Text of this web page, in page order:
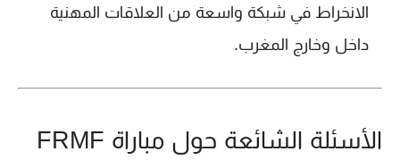
الانخراط في شبكة واسعة من العلاقات المهنية
داخل وخارج المغرب.
الأسئلة الشائعة حول مباراة FRMF